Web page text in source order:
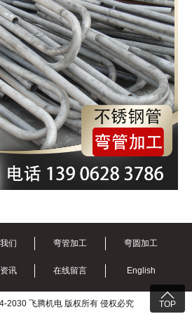

TOP
们 弯管加工 弯圆加工
讯 在线留言 English
2030 飞腾机电 版权所有 侵权必究